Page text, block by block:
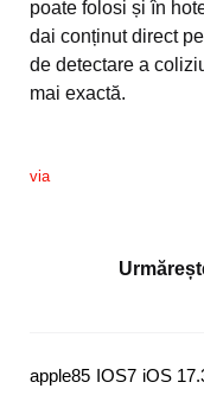
poate folosi și în
dai conținut direct
de detectare a
mai exactă.
via
apple85 IOS7 iOS